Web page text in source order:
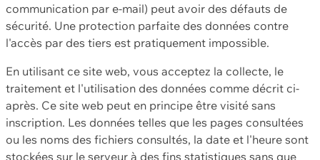
communication par e-mail) peut avoir des défauts de
sécurité. Une protection parfaite des données contre
l'accès par des tiers est pratiquement impossible.
En utilisant ce site web, vous acceptez la collecte, le
traitement et l'utilisation des données comme décrit ci-
après. Ce site web peut en principe être visité sans
inscription. Les données telles que les pages consultées
ou les noms des fichiers consultés, la date et l'heure sont
stockées sur le serveur à des fins statistiques sans que